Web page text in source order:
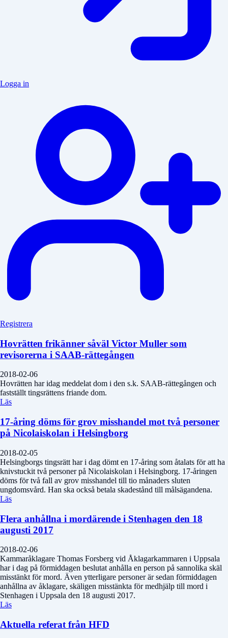
Logga in
Registrera
Hovrätten frikänner såväl Victor Muller som
revisorerna i SAAB-rättegången
2018-02-06
Hovrätten har idag meddelat dom i den s.k. SAAB-rättegången och
fastställt tingsrättens friande dom.
Läs
17-åring döms för grov misshandel mot två personer
på Nicolaiskolan i Helsingborg
2018-02-05
Helsingborgs tingsrätt har i dag dömt en 17-åring som åtalats för att ha
knivstuckit två personer på Nicolaiskolan i Helsingborg. 17-åringen
döms för två fall av grov misshandel till tio månaders sluten
ungdomsvård. Han ska också betala skadestånd till målsägandena.
Läs
Flera anhållna i mordärende i Stenhagen den 18
augusti 2017
2018-02-06
Kammaråklagare Thomas Forsberg vid Åklagarkammaren i Uppsala
har i dag på förmiddagen beslutat anhålla en person på sannolika skäl
misstänkt för mord. Även ytterligare personer är sedan förmiddagen
anhållna av åklagare, skäligen misstänkta för medhjälp till mord i
Stenhagen i Uppsala den 18 augusti 2017.
Läs
Aktuella referat från HFD